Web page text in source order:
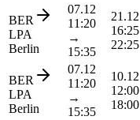
BER
LPA
Berlin
07.12
11:20
→
15:35
21.12
16:25
22:25
BER
LPA
Berlin
07.12
11:20
→
15:35
10.12
12:00
18:00